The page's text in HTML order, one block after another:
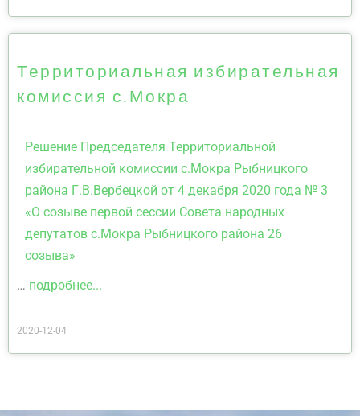
Территориальная избирательная
комиссия с.Мокра
Решение Председателя Территориальной
избирательной комиссии с.Мокра Рыбницкого
района Г.В.Вербецкой от 4 декабря 2020 года № 3
«О созыве первой сессии Совета народных
депутатов с.Мокра Рыбницкого района 26
созыва»
… подробнее...
2020-12-04